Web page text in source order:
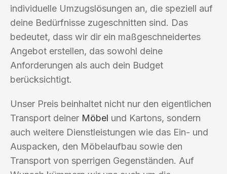
individuelle Umzugslösungen an, die speziell auf
deine Bedürfnisse zugeschnitten sind. Das
bedeutet, dass wir dir ein maßgeschneidertes
Angebot erstellen, das sowohl deine
Anforderungen als auch dein Budget
berücksichtigt.
Unser Preis beinhaltet nicht nur den eigentlichen
Transport deiner Möbel und Kartons, sondern
auch weitere Dienstleistungen wie das Ein- und
Auspacken, den Möbelaufbau sowie den
Transport von sperrigen Gegenständen. Auf